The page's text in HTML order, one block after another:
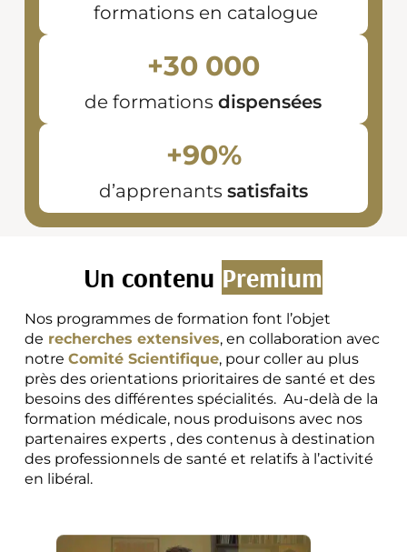
formations en catalogue
+30 000
de formationsdispensées
+90%
d’apprenants satisfaits
Un contenu Premium
Nos programmes de formation font l’objet
de recherches extensives, en collaboration avec
notre Comité Scientifique, pour coller au plus
près des orientations prioritaires de santé et des
besoins des différentes spécialités. Au-delà de la
formation médicale, nous produisons avec nos
partenaires experts , des contenus à destination
des professionnels de santé et relatifs à l’activité
en libéral.